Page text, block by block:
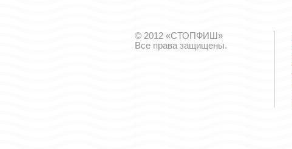
© 2012 «СТОПФИШ»
Все права защищены.